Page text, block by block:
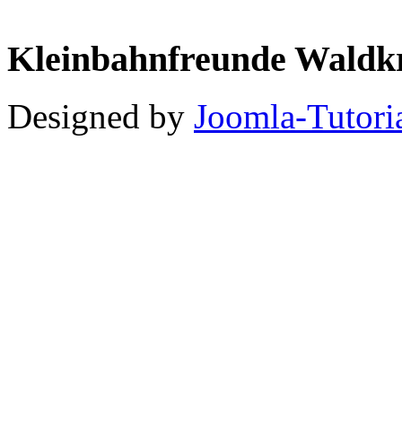
Kleinbahnfreunde
Designed by Joomla-